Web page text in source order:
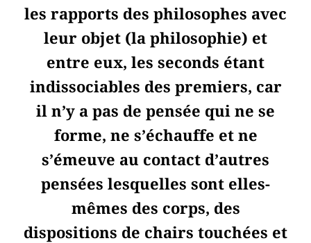
les rapports des philosophes avec
leur objet (la philosophie) et
entre eux, les seconds étant
indissociables des premiers, car
il n’y a pas de pensée qui ne se
forme, ne s’échauffe et ne
s’émeuve au contact d’autres
pensées lesquelles sont elles-
mêmes des corps, des
dispositions de chairs touchées et